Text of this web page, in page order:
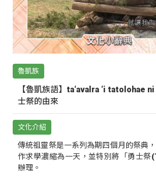
魯凱族
【魯凱族語】ta‘avalra ‘i tatolohae
士祭的由來
文化介紹
傳統祖靈祭是一系列為期四個月的祭典
作求學濃縮為一天，並特別將「勇士祭
辦理。